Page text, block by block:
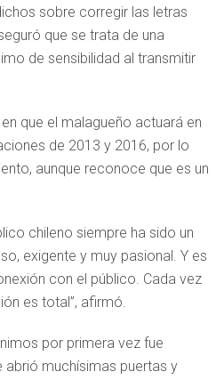
sobre corregir las letras
que se trata de una
de sensibilidad al transmitir
que el malagueño actuará en
de 2013 y 2016, por lo
aunque reconoce que es un
chileno siempre ha sido un
exigente y muy pasional. Y es
con el público. Cada vez
es total”, afirmó.
por primera vez fue
muchísimas puertas y